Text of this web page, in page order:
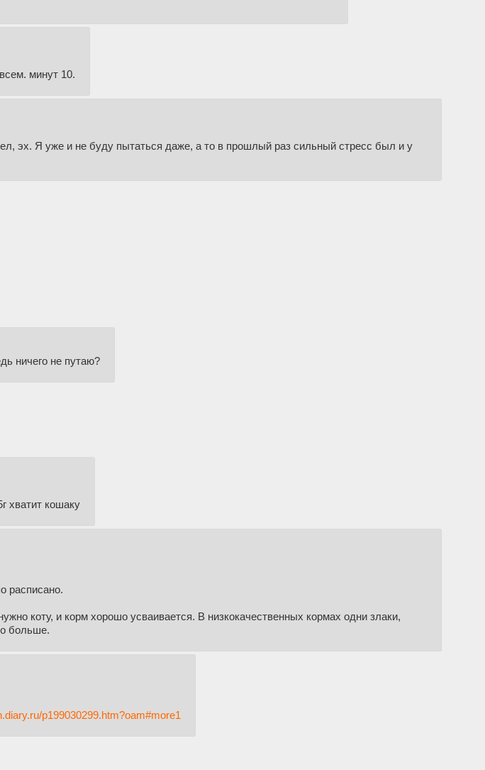
минут 10.
эх. Я уже и не буду пытаться даже, а то в прошлый раз сильный стресс был и у
ничего не путаю?
хватит кошаку
расписано.
коту, и корм хорошо усваивается. В низкокачественных кормах одни злаки,
больше.
p199030299.htm?oam#more1